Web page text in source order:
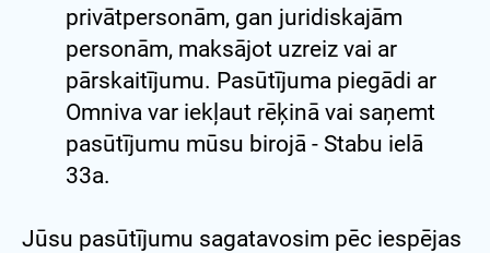
privātpersonām, gan juridiskajām
personām, maksājot uzreiz vai ar
pārskaitījumu. Pasūtījuma piegādi ar
Omniva var iekļaut rēķinā vai saņemt
pasūtījumu mūsu birojā - Stabu ielā
33a.
Jūsu pasūtījumu sagatavosim pēc iespējas